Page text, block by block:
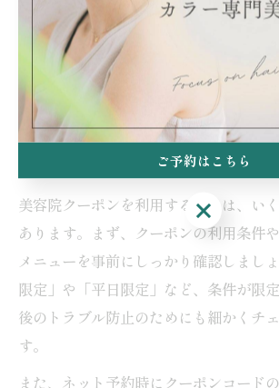
ります。実際に「クーポンで予約して
りだったので、そのままリピーターに
用者の声も多く、クーポンはサロン選び
判断材料となっています。
美容院予約時に知っておきたいクー
美容院クーポンを利用する際には、い
あります。まず、クーポンの利用条件
メニューを事前にしっかり確認しまし
限定」や「平日限定」など、条件が限
後のトラブル防止のためにも細かくチ
す。
また、ネット予約時にクーポンコード
ご予約はこちら
ご予約はこちら